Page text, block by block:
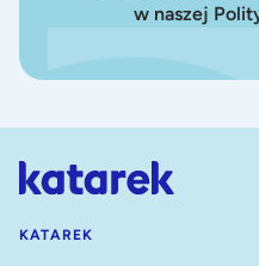
w naszej
KATAREK